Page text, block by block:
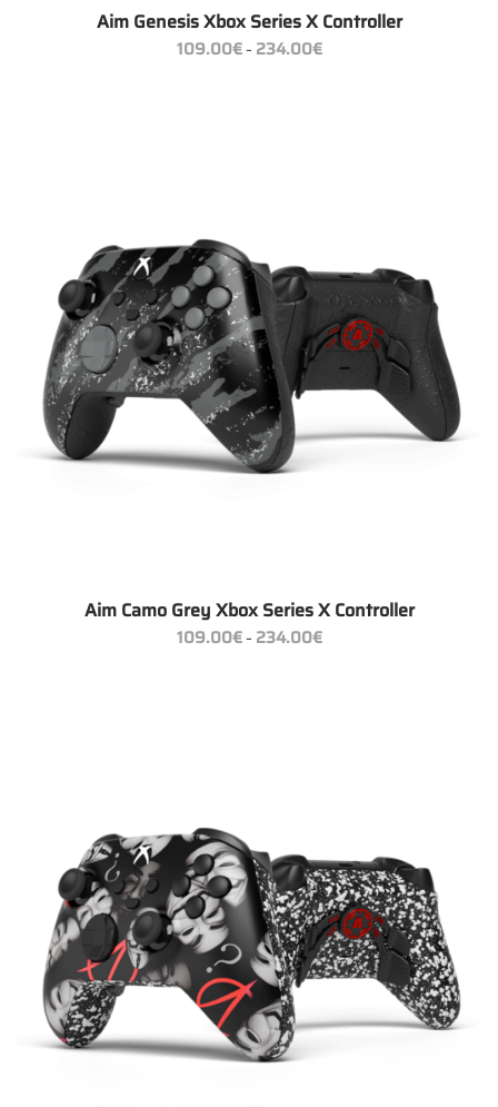
Aim Genesis Xbox Series X Controller
109.00€– 234.00€Preisspanne:
109.00€
Aim Camo Grey Xbox Series X Controller
109.00€– 234.00€Preisspanne:
109.00€